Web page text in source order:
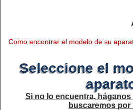
Como encontrar el modelo de su
Seleccione el
Si no lo encuentra,
buscaremos por